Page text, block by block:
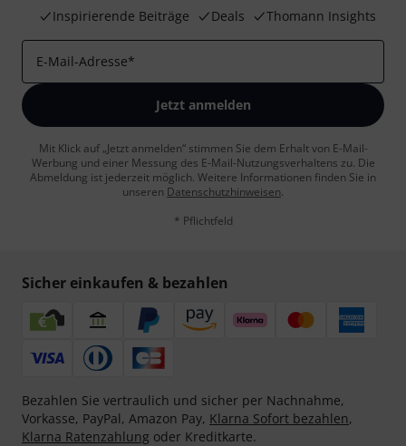
Inspirierende Beiträge
Deals Thomann Insights
E-Mail-Adresse*
Jetzt anmelden
Mit Klick auf „Jetzt anmelden“ stimmen Sie dem Erhalt von E-Mail-
Werbung und einer Messung des E-Mail-Nutzungsverhaltens zu. Die
Abmeldung ist jederzeit möglich. Weitere Informationen finden Sie in
unseren Datenschutzhinweisen.
* Pflichtfeld
Sicher einkaufen & bezahlen
Bezahlen Sie vertraulich und sicher per Nachnahme,
Vorkasse, PayPal, Amazon Pay, Klarna Sofort bezahlen,
Klarna Ratenzahlung oder Kreditkarte.